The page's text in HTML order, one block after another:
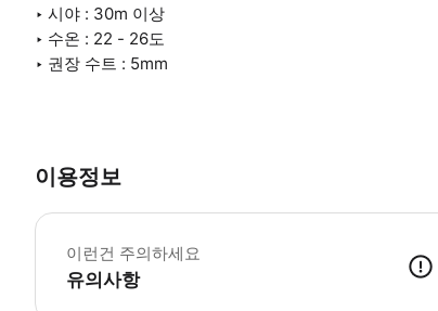
‣ 시야 : 30m 이상
‣ 수온 : 22 - 26도
‣ 권장 수트 : 5mm
이용정보
이런건 주의하세요
유의사항